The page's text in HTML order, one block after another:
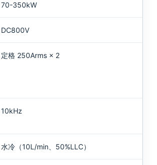
70-350kW
DC800V
定格 250Arms × 2
10kHz
水冷（10L/min、50%LLC）